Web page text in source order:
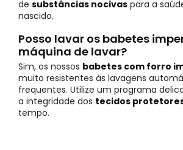
de substâncias nocivas para a
nascido.
Posso lavar os babetes
máquina de lavar?
Sim, os nossos babetes com forro
muito resistentes às lavagens
frequentes. Utilize um programa
a integridade dos tecidos
tempo.